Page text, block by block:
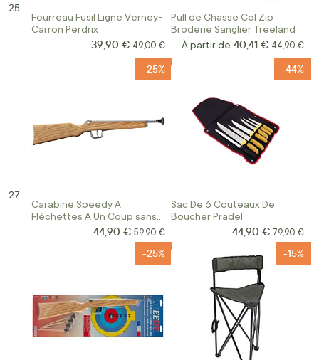
Fourreau Fusil Ligne Verney-
Carron Perdrix
Prix Spécial
39,90 € Prix normal
49,00 €
Pull de Chasse Col Zip
Broderie Sanglier Treeland
À partir de 40,41 € Prix
44,90 €
Carabine Speedy A
Fléchettes A Un Coup sans
Cibles sous Blister
-25%
Prix Spécial
44,90 € Prix normal
59,90 €
Sac De 6 Couteaux De
Boucher Pradel
-44%
Prix Spécial
44,90 € Prix
79,90 €
-25% -15%